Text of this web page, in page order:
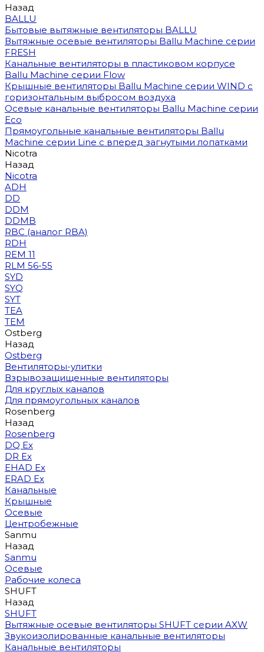
Назад
BALLU
Бытовые вытяжные вентиляторы BALLU
Вытяжные осевые вентиляторы Ballu Machine серии
FRESH
Канальные вентиляторы в пластиковом корпусе
Ballu Machine серии Flow
Крышные вентиляторы Ballu Machine серии WIND с
горизонтальным выбросом воздуха
Осевые канальные вентиляторы Ballu Machine серии
Eco
Прямоугольные канальные вентиляторы Ballu
Machine серии Line с вперед загнутыми лопатками
Nicotra
Назад
Nicotra
ADH
DD
DDM
DDMB
RBC (аналог RBA)
RDH
REM 11
RLM 56-55
SYD
SYQ
SYT
TEA
TEM
Ostberg
Назад
Ostberg
Вентиляторы-улитки
Взрывозащищенные вентиляторы
Для круглых каналов
Для прямоугольных каналов
Rosenberg
Назад
Rosenberg
DQ Ex
DR Ex
EHAD Ex
ERAD Ex
Канальные
Крышные
Осевые
Центробежные
Sanmu
Назад
Sanmu
Осевые
Рабочие колеса
SHUFT
Назад
SHUFT
Вытяжные осевые вентиляторы SHUFT серии AXW
Звукоизолированные канальные вентиляторы
Канальные вентиляторы